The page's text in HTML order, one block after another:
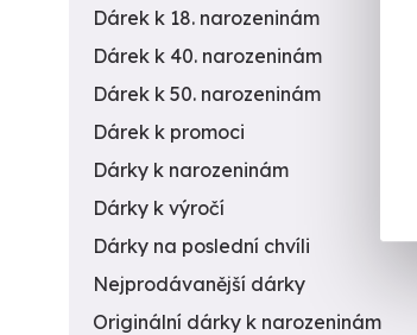
Dárek k 18. narozeninám
Dárek k 40. narozeninám
Dárek k 50. narozeninám
Dárek k promoci
Dárky k narozeninám
Dárky k výročí
Dárky na poslední chvíli
Nejprodávanější dárky
Originální dárky k narozeninám